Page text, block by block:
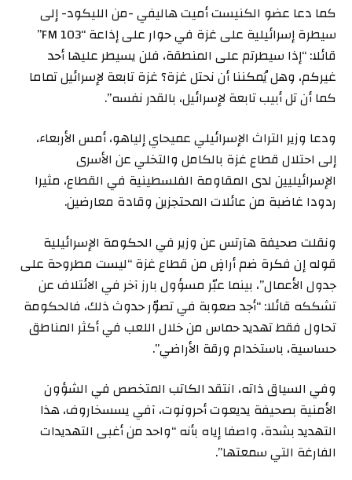
كما دعا عضو الكنيست أميت هاليفي -من الليكود- إلى
سيطرة إسرائيلية على غزة في حوار على إذاعة “103 FM”
قائلا: “إذا سيطرتم على المنطقة، فلن يسيطر عليها أحد
غيركم، وهل يُمكننا أن نحتل غزة؟ غزة تابعة لإسرائيل تماما
كما أن تل أبيب تابعة لإسرائيل، بالقدر نفسه”.
ودعا وزير التراث الإسرائيلي عميحاي إلياهو، أمس الأربعاء،
إلى احتلال قطاع غزة بالكامل والتخلي عن الأسرى
الإسرائيليين لدى المقاومة الفلسطينية في القطاع، مثيرا
ردودا غاضبة من عائلات المحتجزين وقادة معارضين.
ونقلت صحيفة هآرتس عن وزير في الحكومة الإسرائيلية
قوله إن فكرة ضم أراضٍ من قطاع غزة “ليست مطروحة على
جدول الأعمال”، بينما عبّر مسؤول بارز آخر في الائتلاف عن
تشككه قائلا: “أجد صعوبة في تصوّر حدوث ذلك، فالحكومة
تحاول فقط تهديد حماس من خلال اللعب في أكثر المناطق
حساسية، باستخدام ورقة الأراضي”.
وفي السياق ذاته، انتقد الكاتب المتخصص في الشؤون
الأمنية بصحيفة يديعوت أحرونوت، آفي يسسخاروف، هذا
التهديد بشدة، واصفا إياه بأنه “واحد من أغبى التهديدات
الفارغة التي سمعتها”.